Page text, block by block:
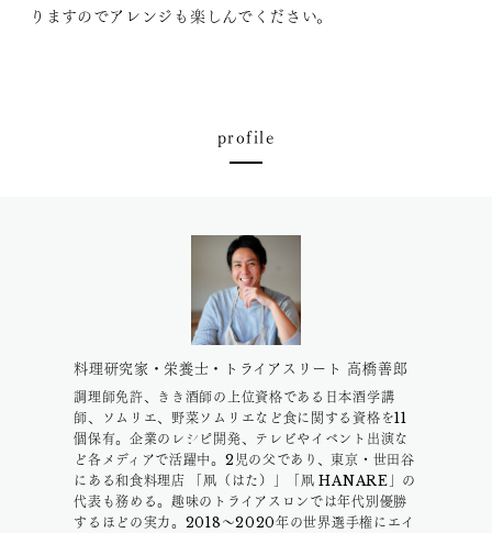
りますのでアレンジも楽しんでください。
profile
料理研究家・栄養士・トライアスリート 高橋善郎
調理師免許、きき酒師の上位資格である日本酒学講
師、ソムリエ、野菜ソムリエなど食に関する資格を11
個保有。企業のレシピ開発、テレビやイベント出演な
ど各メディアで活躍中。2児の父であり、東京・世田谷
にある和食料理店 「凧（はた）」「凧 HANARE」の
代表も務める。趣味のトライアスロンでは年代別優勝
するほどの実力。2018〜2020年の世界選手権にエイ